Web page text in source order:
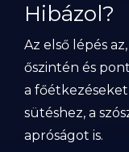
Hibázol?
Az első lépés
őszintén és
a
sütéshez, a
apróságot is.